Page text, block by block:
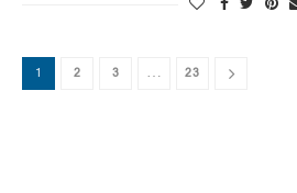
1 2 3 … 23